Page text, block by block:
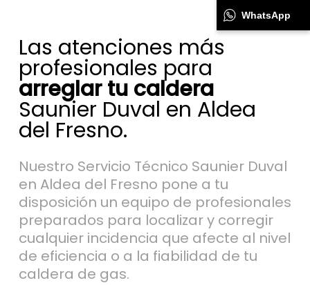
Las atenciones más
profesionales para
arreglar tu caldera
Saunier Duval en Aldea
del Fresno.
Nuestro Servicio Técnico Saunier Duval
en Aldea del Fresno pone a tu
disposición un equipo de profesionales
preparados para localizar y corregir
cualquier incidencia que afecte al nivel
de eficiencia o a la fiabilidad de tu
caldera de gas.
WhatsApp